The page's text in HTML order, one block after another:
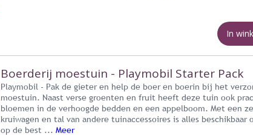
In
Boerderij moestuin - Playmobil Starter Pack
Playmobil - Pak de gieter en help de boer en boerin bij het
moestuin. Naast verse groenten en fruit heeft deze tuin ook
bloemen in de verhoogde bedden en een appelboom. Met een
kruiwagen en tal van andere tuinaccessoires is alles beschikbaar
op de best ... Meer